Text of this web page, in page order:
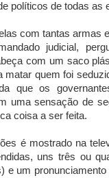
políticos de todas as
com tantas armas
judicial,
com um saco
matar quem foi
que os
uma sensação de
coisa a ser feita.
é mostrado na
uns três ou
e um